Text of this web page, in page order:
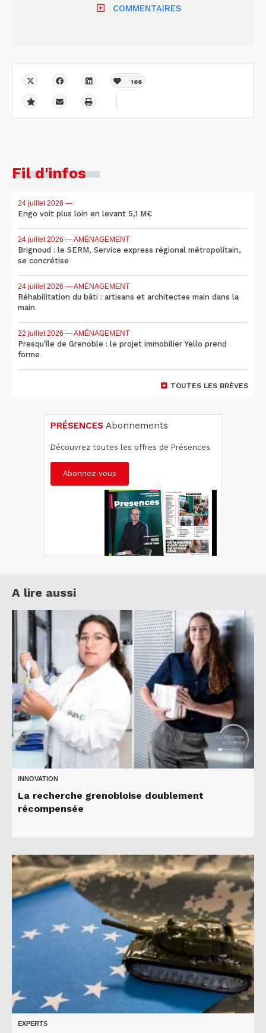
COMMENTAIRES
166
Fil d'infos
24 juillet 2026 —
Engo voit plus loin en levant 5,1 M€
24 juillet 2026 — AMÉNAGEMENT
Brignoud : le SERM, Service express régional métropolitain,
se concrétise
24 juillet 2026 — AMÉNAGEMENT
Réhabilitation du bâti : artisans et architectes main dans la
main
22 juillet 2026 — AMÉNAGEMENT
Presqu'île de Grenoble : le projet immobilier Yello prend
forme
TOUTES LES BRÈVES
PRÉSENCES Abonnements
Découvrez toutes les offres de Présences
Abonnez-vous
A lire aussi
INNOVATION
La recherche grenobloise doublement
récompensée
EXPERTS